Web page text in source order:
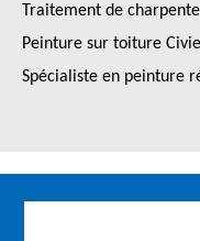
Traitement de
Peinture sur toiture
Spécialiste en peinture